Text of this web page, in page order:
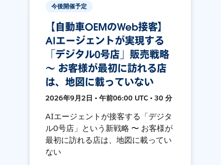
今後開催予定
【自動車OEMのWeb接客】
AIエージェントが実現する
「デジタル0号店」販売戦略
〜 お客様が最初に訪れる店
は、地図に載っていない
2026年9月2日 • 午前06:00 UTC • 30 分
AIエージェントが接客する「デジタ
ル0号店」という新戦略 〜 お客様が
最初に訪れる店は、地図に載ってい
ない